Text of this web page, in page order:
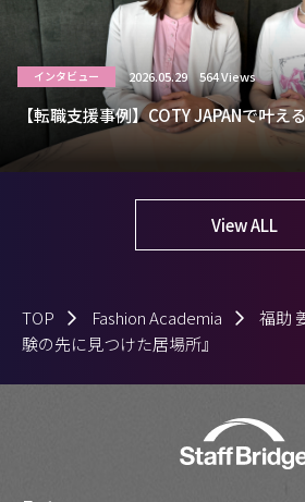
インタビュー 2026.05.29 564 Views
【転職支援事例】COTY JAPANで叶え
View ALL
TOP Fashion Academia
福助
験の先に見つけた居場所』